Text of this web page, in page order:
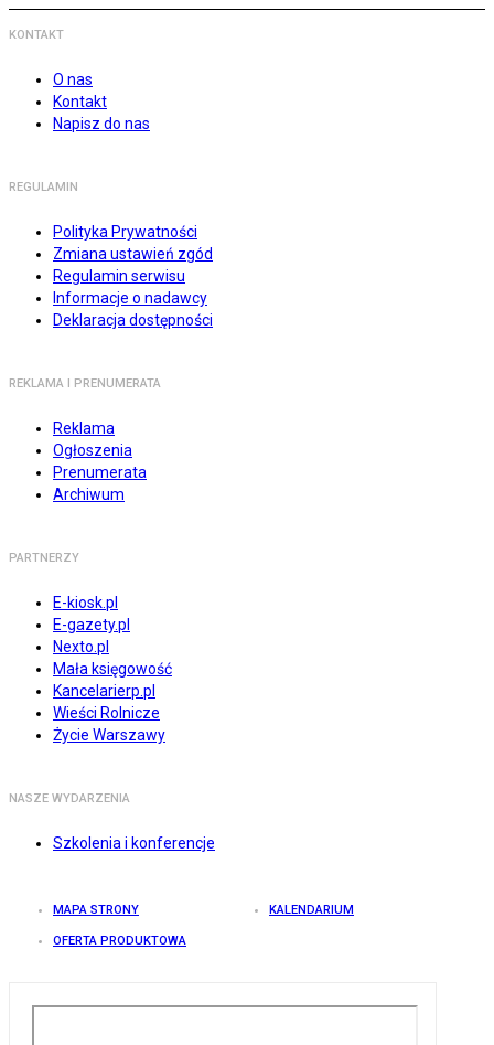
KONTAKT
O nas
Kontakt
Napisz do nas
REGULAMIN
Polityka Prywatności
Zmiana ustawień zgód
Regulamin serwisu
Informacje o nadawcy
Deklaracja dostępności
REKLAMA I PRENUMERATA
Reklama
Ogłoszenia
Prenumerata
Archiwum
PARTNERZY
E-kiosk.pl
E-gazety.pl
Nexto.pl
Mała księgowość
Kancelarierp.pl
Wieści Rolnicze
Życie Warszawy
NASZE WYDARZENIA
Szkolenia i konferencje
MAPA STRONY KALENDARIUM
OFERTA PRODUKTOWA